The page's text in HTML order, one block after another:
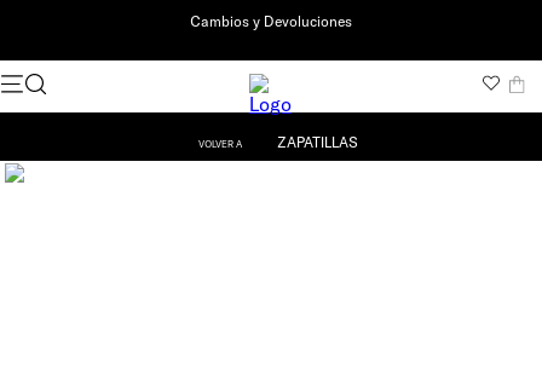
Cambios y Devoluciones
ZAPATILLAS